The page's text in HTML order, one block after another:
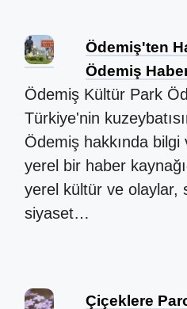
Ödemiş'ten
Ödemiş
Ödemiş Kültür Park
Türkiye'nin
Ödemiş hakkında bilgi
yerel bir haber
yerel kültür ve olaylar,
siyaset…
Çiçeklere